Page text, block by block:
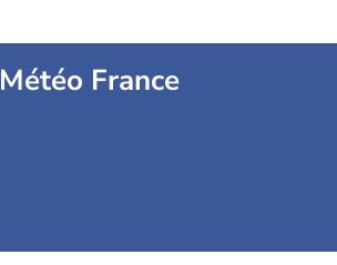
Météo France